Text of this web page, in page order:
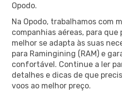
Opodo.
Na Opodo, trabalhamos com
companhias aéreas, para que
melhor se adapta às suas
para Ramingining (RAM) e
confortável. Continue a ler
detalhes e dicas de que
voos ao melhor preço.